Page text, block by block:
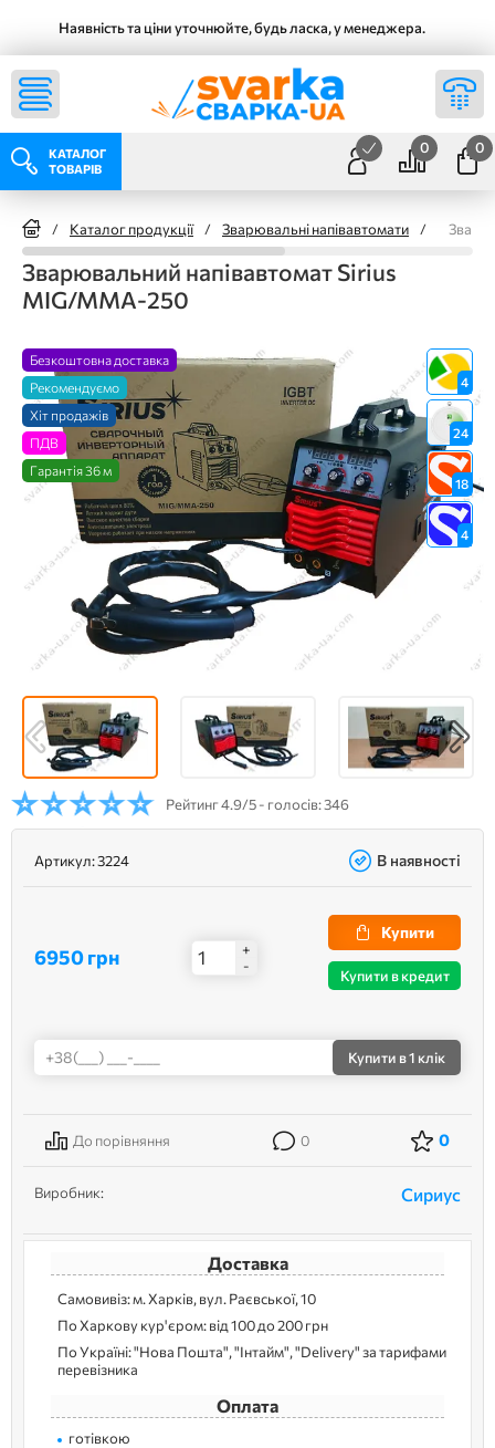
Наявність та ціни уточнюйте, будь ласка, у менеджера.
КАТАЛОГ
ТОВАРІВ
0 0
/ Каталог продукції / Зварювальні напівавтомати /
Зварювальний напівавтомат Sirius
MIG/MMA-250
Безкоштовна доставка
Рекомендуємо
Хіт продажів
ПДВ
Гарантія 36 м
4
24
18
4
Рейтинг4.9/5 - голосів: 346
Артикул:3224 В наявності
6950 грн
+
-
Купити
Купити в кредит
Купити в 1 клік
До порівняння 0 0
Виробник: Сириус
Доставка
Самовивіз: м. Харків, вул. Раєвської, 10
По Харкову кур'єром: від 100 до 200 грн
По Україні: "Нова Пошта", "Інтайм", "Delivery" за тарифами
перевізника
Оплата
готівкою